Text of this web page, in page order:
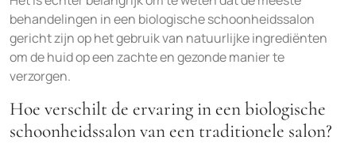
behandelingen in een biologische schoonheidssalon
gericht zijn op het gebruik van natuurlijke ingrediënten
om de huid op een zachte en gezonde manier te
verzorgen.
Hoe verschilt de ervaring in een biologische
schoonheidssalon van een traditionele salon?